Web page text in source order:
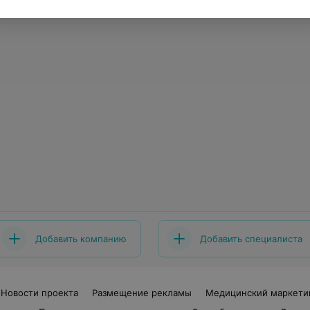
Добавить компанию Добавить специалиста
Новости проекта Размещение рекламы
Медицинский